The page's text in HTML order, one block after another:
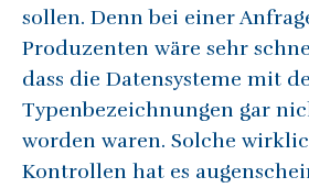
sollen. Denn bei einer
Produzenten wäre sehr
dass die Datensysteme mit
Typenbezeichnungen gar
worden waren. Solche
Kontrollen hat es